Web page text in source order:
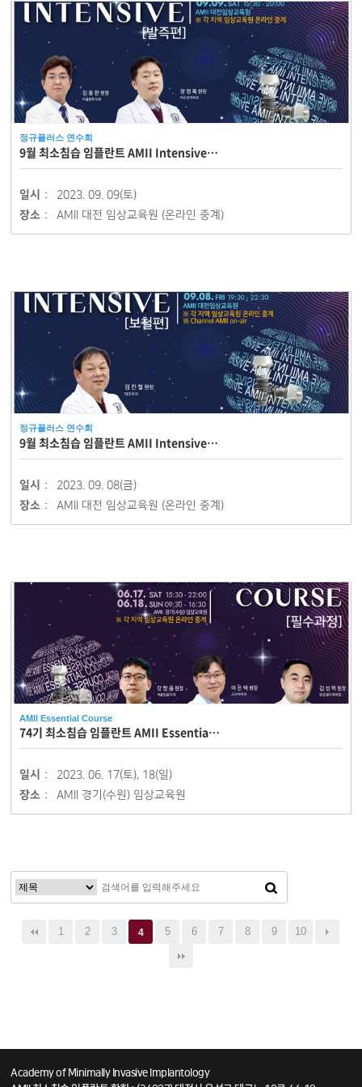
정규플러스 연수회
9월 최소침습 임플란트 AMII Intensive…
일시 :
2023. 09. 09(토)
장소 :
AMII 대전 임상교육원 (온라인 중계)
정규플러스 연수회
9월 최소침습 임플란트 AMII Intensive…
일시 :
2023. 09. 08(금)
장소 :
AMII 대전 임상교육원 (온라인 중계)
AMII Essential Course
74기 최소침습 임플란트 AMII Essentia…
일시 :
2023. 06. 17(토), 18(일)
장소 :
AMII 경기(수원) 임상교육원
1 2 3 4 5 6 7 8 9 10
Academy of Minimally Invasive Implantology